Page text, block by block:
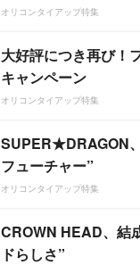
オリコンタイアップ特集
大好評につき再び！
キャンペーン
オリコンタイアップ特集
SUPER★DRAGON
フューチャー”
オリコンタイアップ特集
CROWN HEAD、結
ドらしさ”